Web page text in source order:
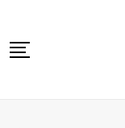
content